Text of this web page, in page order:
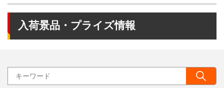
入荷景品・プライズ情報